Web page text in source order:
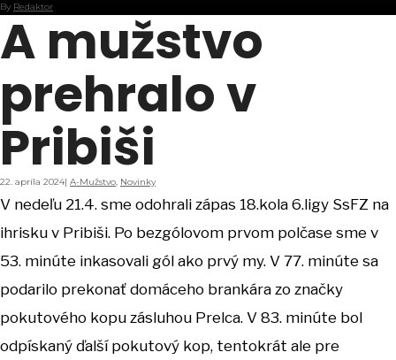
By Redaktor
A mužstvo
prehralo v
Pribiši
22. apríla 2024| A-Mužstvo, Novinky
V nedeľu 21.4. sme odohrali zápas 18.kola 6.ligy SsFZ na
ihrisku v Pribiši. Po bezgólovom prvom polčase sme v
53. minúte inkasovali gól ako prvý my. V 77. minúte sa
podarilo prekonať domáceho brankára zo značky
pokutového kopu zásluhou Prelca. V 83. minúte bol
odpískaný ďalší pokutový kop, tentokrát ale pre